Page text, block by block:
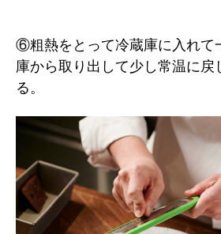
⑥粗熱をとって冷蔵庫に入れて
庫から取り出して少し常温に戻
る。